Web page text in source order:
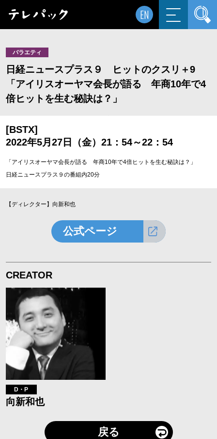
EN
バラエティ
日経ニュースプラス９ ヒットのクスリ＋9
「アイリスオーヤマ会長が語る 年商10年で4
倍ヒットを生む秘訣は？」
[BSTX]
2022年5月27日（金）21：54～22：54
「アイリスオーヤマ会長が語る 年商10年で4倍ヒットを生む秘訣は？」
日経ニュースプラス９の番組内20分
【ディレクター】向新和也
公式ページ
CREATOR
D・P
向新和也
戻る